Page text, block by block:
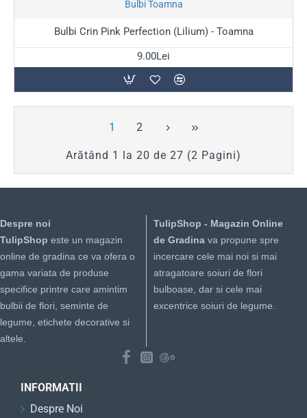
Bulbi Toamna
Bulbi Crin Pink Perfection (Lilium) - Toamna
9.00Lei
1 2
Arătând 1 la 20 de 27 (2 Pagini)
Despre noi
TulipShop este un magazin
online de gradina ce va ofera o
gama variata de produse
specifice printre care amintim
bulbii de flori, seminte de
legume, etichete decorative si
altele.
TulipShop - Magazin Online
de Gradinava propune spre
incercare cele mai noi si mai
atragatoare soiuri de flori
bulboase, dar si cele mai
excentrice soiuri de legume.
INFORMATII
Despre Noi